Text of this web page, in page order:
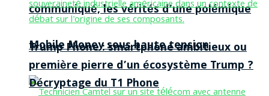
communiqué, les vérités d’une polémique
Mobile Money sous haute tension
Trump Phone : smartphone ambitieux ou
première pierre d’un écosystème Trump ?
Décryptage du T1 Phone